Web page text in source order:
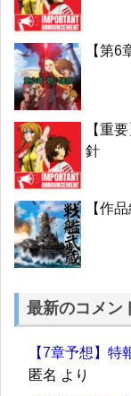
【第
【重
針
【作
最新のコメン
【7章予想】
匿名 より